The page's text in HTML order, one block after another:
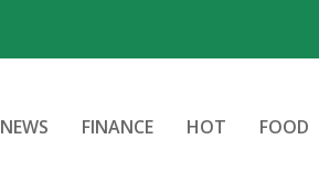
NEWS FINANCE HOT FOOD